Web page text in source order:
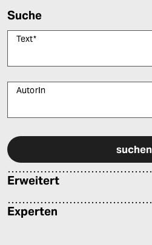
Suche
Text*
AutorIn
Erweitert
Experten